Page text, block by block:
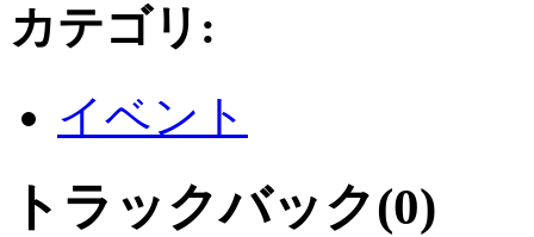
カテゴリ :
イベント
トラックバック(0)